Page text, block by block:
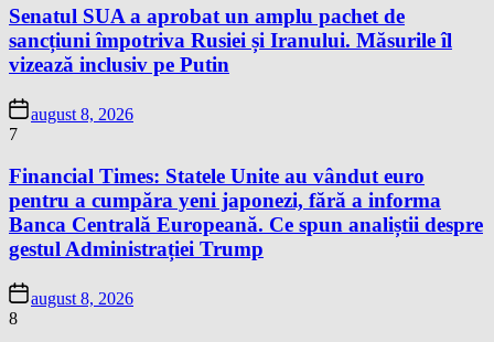
Senatul SUA a aprobat un amplu pachet de
sancțiuni împotriva Rusiei și Iranului. Măsurile îl
vizează inclusiv pe Putin
august 8, 2026
7
Financial Times: Statele Unite au vândut euro
pentru a cumpăra yeni japonezi, fără a informa
Banca Centrală Europeană. Ce spun analiștii despre
gestul Administrației Trump
august 8, 2026
8